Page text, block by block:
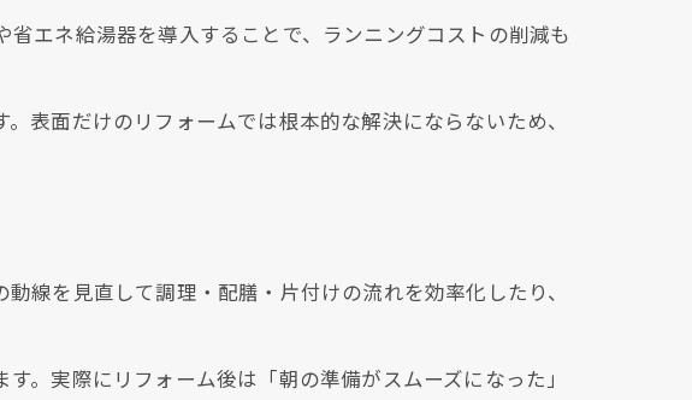
ーム
減術
エネ給湯器を導入することで、ランニングコストの削減も
表面だけのリフォームでは根本的な解決にならないため、
線を見直して調理・配膳・片付けの流れを効率化したり、
。実際にリフォーム後は「朝の準備がスムーズになった」
です。
です。